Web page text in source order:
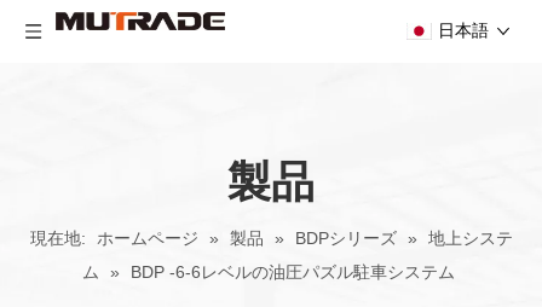
日本語
製品
現在地: ホームページ » 製品 » BDPシリーズ » 地上システ
ム
» BDP -6-6レベルの油圧パズル駐車システム